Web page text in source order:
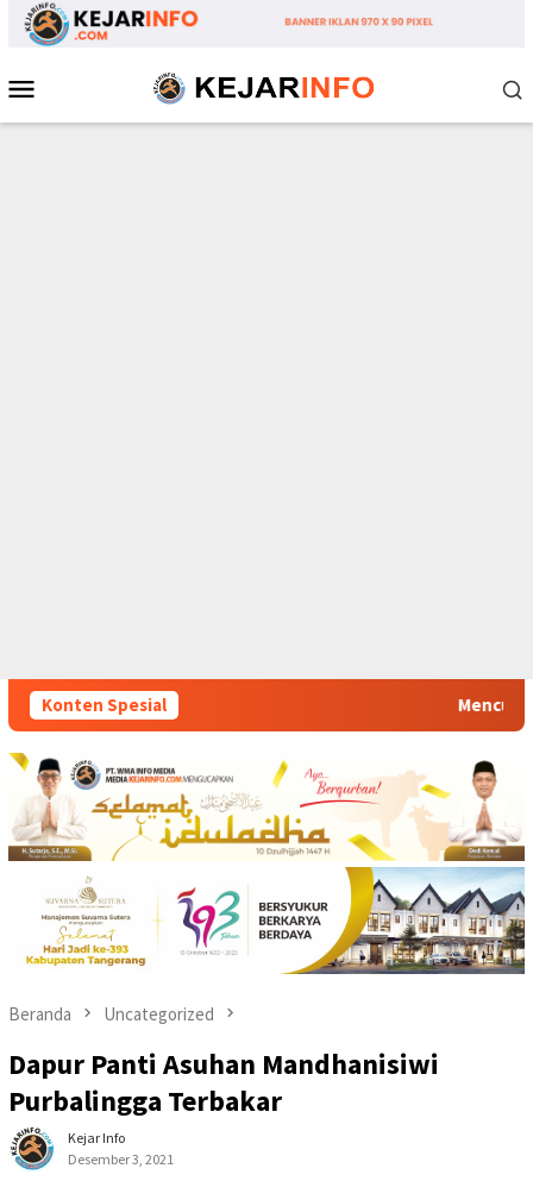
Loncat
Mobile
Konten SpesialMencuatnya Dugaan Nepotisme Desa Buaran
Beranda Uncategorized
Dapur Panti Asuhan Mandhanisiwi
Purbalingga Terbakar
Kejar Info
Desember 3, 2021